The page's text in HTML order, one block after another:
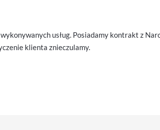
usług. Posiadamy kontrakt z
klienta znieczulamy.